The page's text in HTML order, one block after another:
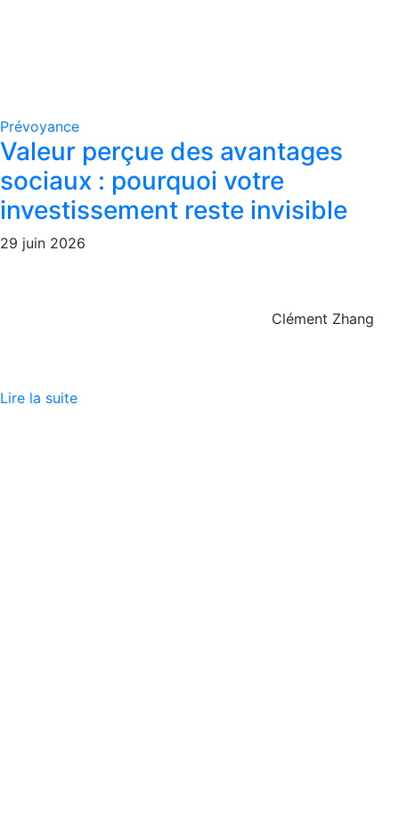
Prévoyance
Valeur perçue des avantages
sociaux : pourquoi votre
investissement reste invisible
29 juin 2026
Clément Zhang
Lire la suite